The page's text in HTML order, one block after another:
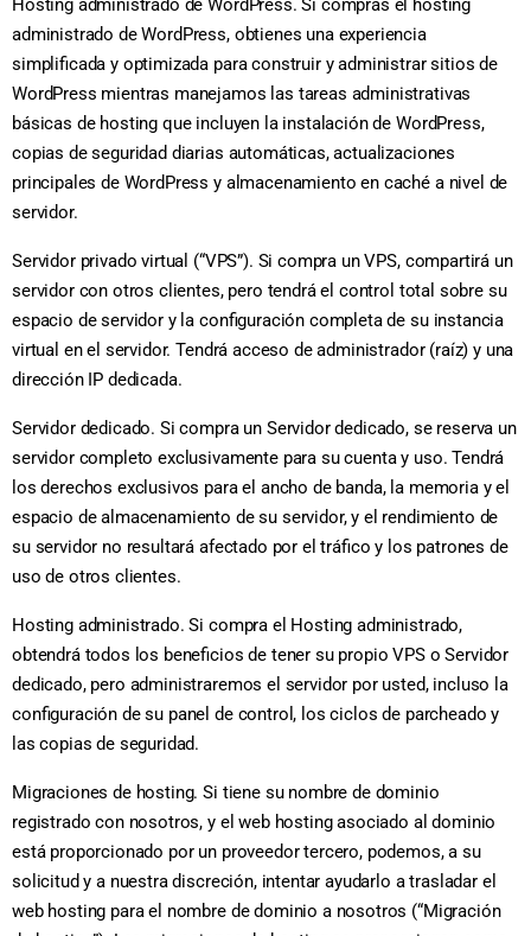
Hosting administrado de WordPress. Si compras el hosting
administrado de WordPress, obtienes una experiencia
simplificada y optimizada para construir y administrar sitios de
WordPress mientras manejamos las tareas administrativas
básicas de hosting que incluyen la instalación de WordPress,
copias de seguridad diarias automáticas, actualizaciones
principales de WordPress y almacenamiento en caché a nivel de
servidor.
Servidor privado virtual (“VPS”). Si compra un VPS, compartirá un
servidor con otros clientes, pero tendrá el control total sobre su
espacio de servidor y la configuración completa de su instancia
virtual en el servidor. Tendrá acceso de administrador (raíz) y una
dirección IP dedicada.
Servidor dedicado. Si compra un Servidor dedicado, se reserva un
servidor completo exclusivamente para su cuenta y uso. Tendrá
los derechos exclusivos para el ancho de banda, la memoria y el
espacio de almacenamiento de su servidor, y el rendimiento de
su servidor no resultará afectado por el tráfico y los patrones de
uso de otros clientes.
Hosting administrado. Si compra el Hosting administrado,
obtendrá todos los beneficios de tener su propio VPS o Servidor
dedicado, pero administraremos el servidor por usted, incluso la
configuración de su panel de control, los ciclos de parcheado y
las copias de seguridad.
Migraciones de hosting. Si tiene su nombre de dominio
registrado con nosotros, y el web hosting asociado al dominio
está proporcionado por un proveedor tercero, podemos, a su
solicitud y a nuestra discreción, intentar ayudarlo a trasladar el
web hosting para el nombre de dominio a nosotros (“Migración